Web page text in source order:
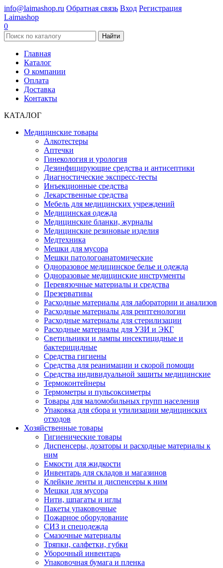
info@laimashop.ru Обратная связь Вход Регистрация
Laimashop
0
Найти
Главная
Каталог
О компании
Оплата
Доставка
Контакты
КАТАЛОГ
Медицинские товары
Алкотестеры
Аптечки
Гинекология и урология
Дезинфицирующие средства и антисептики
Диагностические экспресс-тесты
Инъекционные средства
Лекарственные средства
Мебель для медицинских учреждений
Медицинская одежда
Медицинские бланки, журналы
Медицинские резиновые изделия
Медтехника
Мешки для мусора
Мешки патологоанатомические
Одноразовое медицинское белье и одежда
Одноразовые медицинские инструменты
Перевязочные материалы и средства
Презервативы
Расходные материалы для лаборатории и анализов
Расходные материалы для рентгенологии
Расходные материалы для стерилизации
Расходные материалы для УЗИ и ЭКГ
Светильники и лампы инсектицидные и
бактерицидные
Средства гигиены
Средства для реанимации и скорой помощи
Средства индивидуальной защиты медицинские
Термоконтейнеры
Термометры и пульсоксиметры
Товары для маломобильных групп населения
Упаковка для сбора и утилизации медицинских
отходов
Хозяйственные товары
Гигиенические товары
Диспенсеры, дозаторы и расходные материалы к
ним
Емкости для жидкости
Инвентарь для складов и магазинов
Клейкие ленты и диспенсеры к ним
Мешки для мусора
Нити, шпагаты и иглы
Пакеты упаковочные
Пожарное оборудование
СИЗ и спецодежда
Смазочные материалы
Тряпки, салфетки, губки
Уборочный инвентарь
Упаковочная бумага и пленка